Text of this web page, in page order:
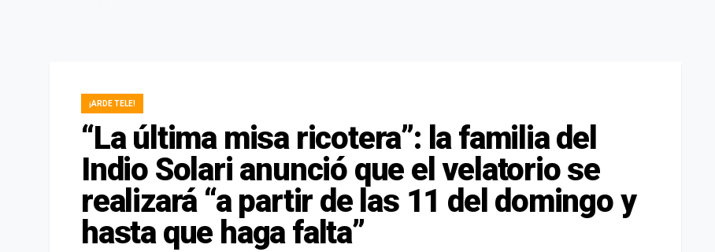
¡ARDE TELE!
“La última misa ricotera”: la familia del
Indio Solari anunció que el velatorio se
realizará “a partir de las 11 del domingo y
hasta que haga falta”